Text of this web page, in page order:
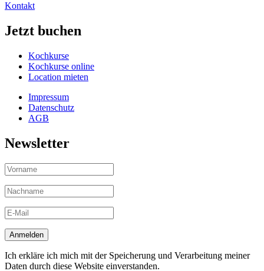
Kontakt
Jetzt buchen
Kochkurse
Kochkurse online
Location mieten
Impressum
Datenschutz
AGB
Newsletter
Ich erkläre ich mich mit der Speicherung und Verarbeitung meiner
Daten durch diese Website einverstanden.